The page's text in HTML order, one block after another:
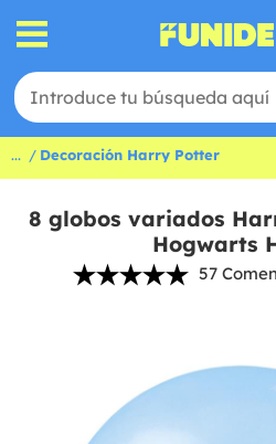
... Decoración Harry Potter
8 globos variados
Hogwarts
57